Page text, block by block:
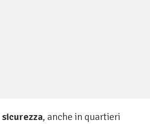
sicurezza, anche in quartieri